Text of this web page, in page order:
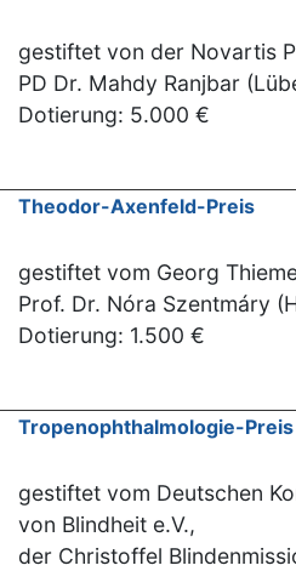
gestiftet von der Novartis
PD Dr. Mahdy Ranjbar
Dotierung: 5.000 €
Theodor-Axenfeld-Preis
gestiftet vom Georg
Prof. Dr. Nóra Szentmáry
Dotierung: 1.500 €
Tropenophthalmologie-Preis
gestiftet vom Deutschen
von Blindheit e.V.,
der Christoffel